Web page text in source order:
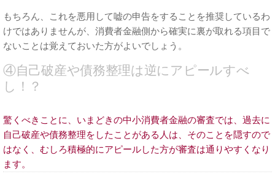
もちろん、これを悪用して嘘の申告をすることを推奨しているわ
けではありませんが、消費者金融側から確実に裏が取れる項目で
ないことは覚えておいた方がよいでしょう。
④自己破産や債務整理は逆にアピールすべ
し！？
驚くべきことに、いまどきの中小消費者金融の審査では、過去に
自己破産や債務整理をしたことがある人は、そのことを隠すので
はなく、むしろ積極的にアピールした方が審査は通りやすくなり
ます。